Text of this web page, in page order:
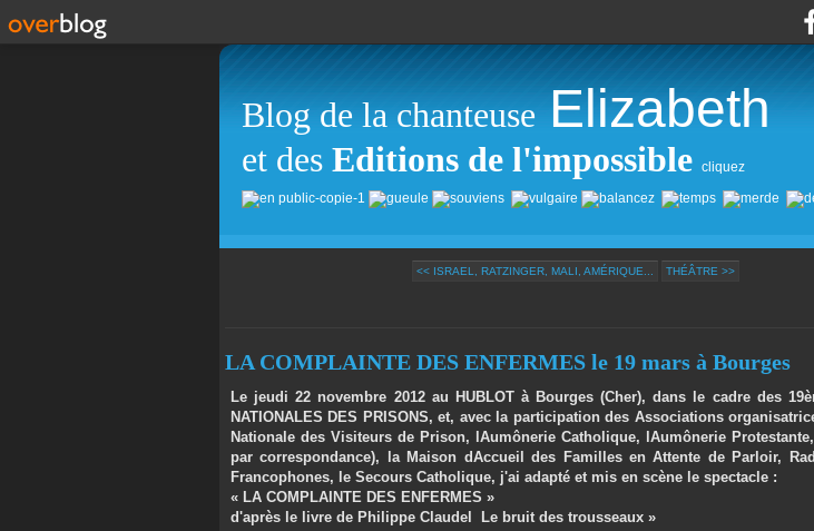
Blog de la chanteuse Elizabeth
et des Editions de l'impossible cliquez
<< ISRAEL, RATZINGER, MALI, AMÉRIQUE... THÉÂTRE >>
LA COMPLAINTE DES ENFERMES le 19 mars à Bourges
Le jeudi 22 novembre 2012 au HUBLOT à Bourges (Cher), dans le cadre des
NATIONALES DES PRISONS, et, avec la participation des Associations
Nationale des Visiteurs de Prison, lAumônerie Catholique, lAumônerie
par correspondance), la Maison dAccueil des Familles en Attente de Parloir,
Francophones, le Secours Catholique, j'ai adapté et mis en scène le spectacle :
« LA COMPLAINTE DES ENFERMES »
d'après le livre de Philippe Claudel
Le bruit des trousseaux »